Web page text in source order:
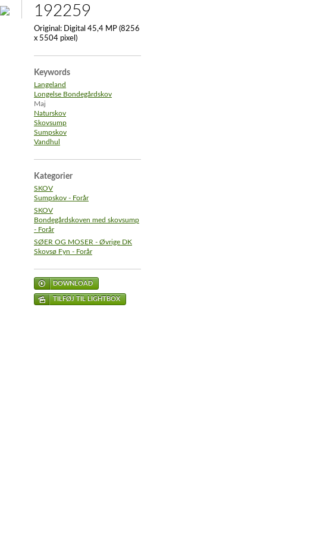
192259
Original: Digital 45,4 MP (8256
x 5504 pixel)
Keywords
Langeland
Longelse Bondegårdskov
Maj
Naturskov
Skovsump
Sumpskov
Vandhul
Kategorier
SKOV
Sumpskov - Forår
SKOV
Bondegårdskoven med skovsump
- Forår
SØER OG MOSER - Øvrige DK
Skovsø Fyn - Forår
DOWNLOAD
TILFØJ TIL LIGHTBOX